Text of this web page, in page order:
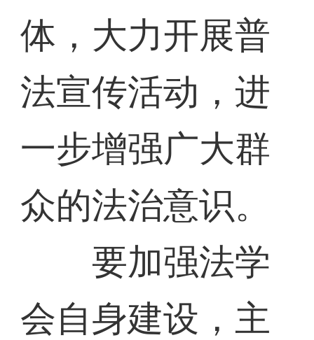
体，大力开展普
法宣传活动，进
一步增强广大群
众的法治意识。
要加强法学
会自身建设，主